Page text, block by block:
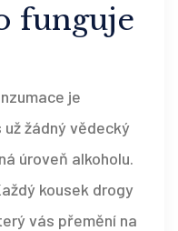
funguje
je
už žádný vědecký
úroveň alkoholu.
kousek drogy
vás přemění na